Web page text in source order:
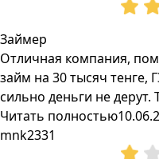
Займер
Отличная компания,
займ на 30 тысяч тенге,
сильно деньги не дерут.
Читать полностью
mnk2331